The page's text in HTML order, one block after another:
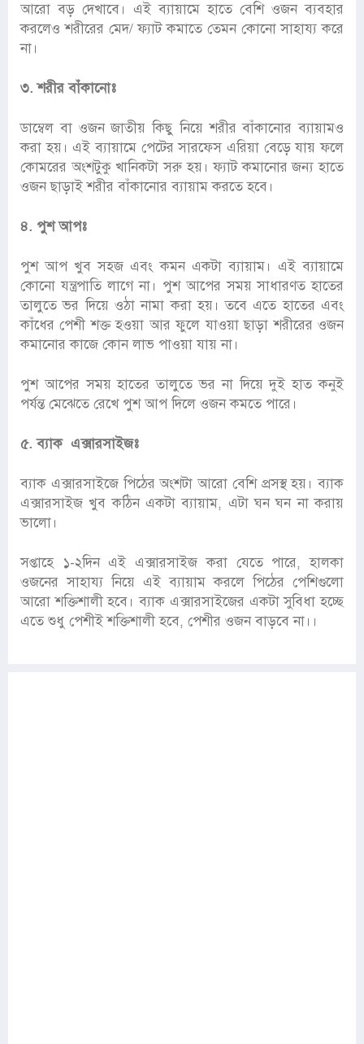
আরো বড় দেখাবে। এই ব্যায়ামে হাতে বেশি ওজন ব্যবহার
করলেও শরীরের মেদ/ ফ্যাট কমাতে তেমন কোনো সাহায্য করে
না।
৩. শরীর বাঁকানোঃ
ডাম্বেল বা ওজন জাতীয় কিছু নিয়ে শরীর বাঁকানোর ব্যায়ামও
করা হয়। এই ব্যায়ামে পেটের সারফেস এরিয়া বেড়ে যায় ফলে
কোমরের অংশটুকু খানিকটা সরু হয়। ফ্যাট কমানোর জন্য হাতে
ওজন ছাড়াই শরীর বাঁকানোর ব্যায়াম করতে হবে।
৪. পুশ আপঃ
পুশ আপ খুব সহজ এবং কমন একটা ব্যায়াম। এই ব্যায়ামে
কোনো যন্ত্রপাতি লাগে না। পুশ আপের সময় সাধারণত হাতের
তালুতে ভর দিয়ে ওঠা নামা করা হয়। তবে এতে হাতের এবং
কাঁধের পেশী শক্ত হওয়া আর ফুলে যাওয়া ছাড়া শরীরের ওজন
কমানোর কাজে কোন লাভ পাওয়া যায় না।
পুশ আপের সময় হাতের তালুতে ভর না দিয়ে দুই হাত কনুই
পর্যন্ত মেঝেতে রেখে পুশ আপ দিলে ওজন কমতে পারে।
৫. ব্যাক এক্সারসাইজঃ
ব্যাক এক্সারসাইজে পিঠের অংশটা আরো বেশি প্রসস্থ হয়। ব্যাক
এক্সারসাইজ খুব কঠিন একটা ব্যায়াম, এটা ঘন ঘন না করায়
ভালো।
সপ্তাহে ১-২দিন এই এক্সারসাইজ করা যেতে পারে, হালকা
ওজনের সাহায্য নিয়ে এই ব্যায়াম করলে পিঠের পেশিগুলো
আরো শক্তিশালী হবে। ব্যাক এক্সারসাইজের একটা সুবিধা হচ্ছে
এতে শুধু পেশীই শক্তিশালী হবে, পেশীর ওজন বাড়বে না।।